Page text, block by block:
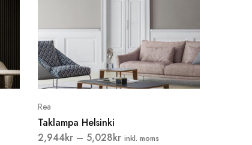
Rea
Taklampa Helsinki
2,944kr – 5,028kr inkl. moms